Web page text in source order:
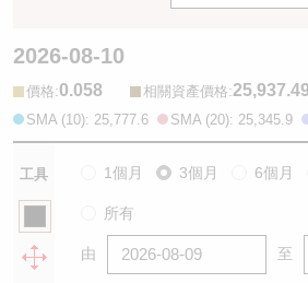
2026-08-10
價格:0.058 相關資產價格:25,937.49
SMA (10): 25,777.6 SMA (20): 25,345.9
工具 1個月 3個月 6個月
所有
由 至